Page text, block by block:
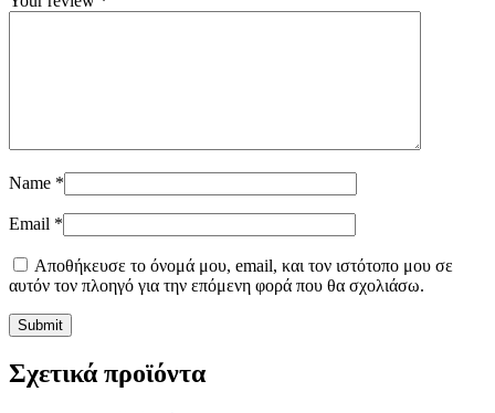
Name *
Email *
Αποθήκευσε το όνομά μου, email, και τον ιστότοπο μου σε
αυτόν τον πλοηγό για την επόμενη φορά που θα σχολιάσω.
Σχετικά προϊόντα